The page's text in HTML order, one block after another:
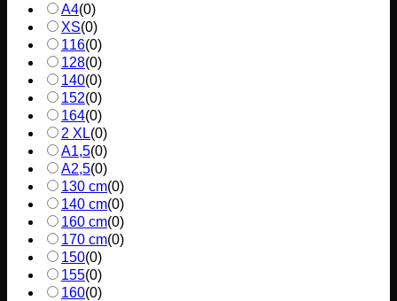
A4(0)
XS(0)
116(0)
128(0)
140(0)
152(0)
164(0)
2 XL(0)
A1,5(0)
A2,5(0)
130 cm(0)
140 cm(0)
160 cm(0)
170 cm(0)
150(0)
155(0)
160(0)